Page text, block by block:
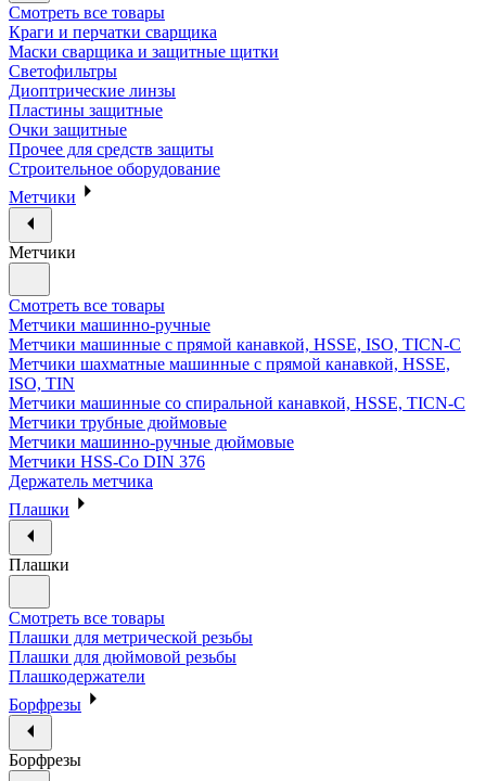
Смотреть все товары
Краги и перчатки сварщика
Маски сварщика и защитные щитки
Светофильтры
Диоптрические линзы
Пластины защитные
Очки защитные
Прочее для средств защиты
Строительное оборудование
Метчики
Метчики
Смотреть все товары
Метчики машинно-ручные
Метчики машинные с прямой канавкой, HSSE, ISO, TICN-C
Метчики шахматные машинные с прямой канавкой, HSSE,
ISO, TIN
Метчики машинные со спиральной канавкой, HSSE, TICN-C
Метчики трубные дюймовые
Метчики машинно-ручные дюймовые
Метчики HSS-Co DIN 376
Держатель метчика
Плашки
Плашки
Смотреть все товары
Плашки для метрической резьбы
Плашки для дюймовой резьбы
Плашкодержатели
Борфрезы
Борфрезы